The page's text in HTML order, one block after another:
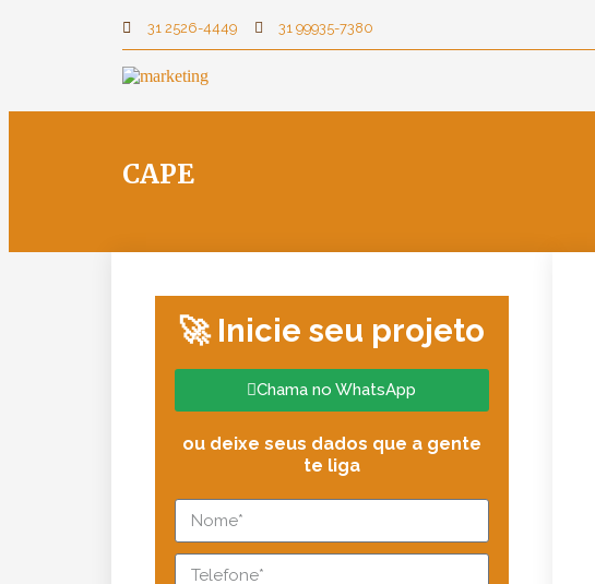
31 2526-4449 31 99935-7380
CAPE
🚀 Inicie seu projeto
Chama no WhatsApp
ou deixe seus dados que a gente
te liga